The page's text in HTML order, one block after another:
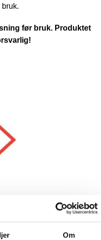
Om
bruk.
før bruk. Produktet